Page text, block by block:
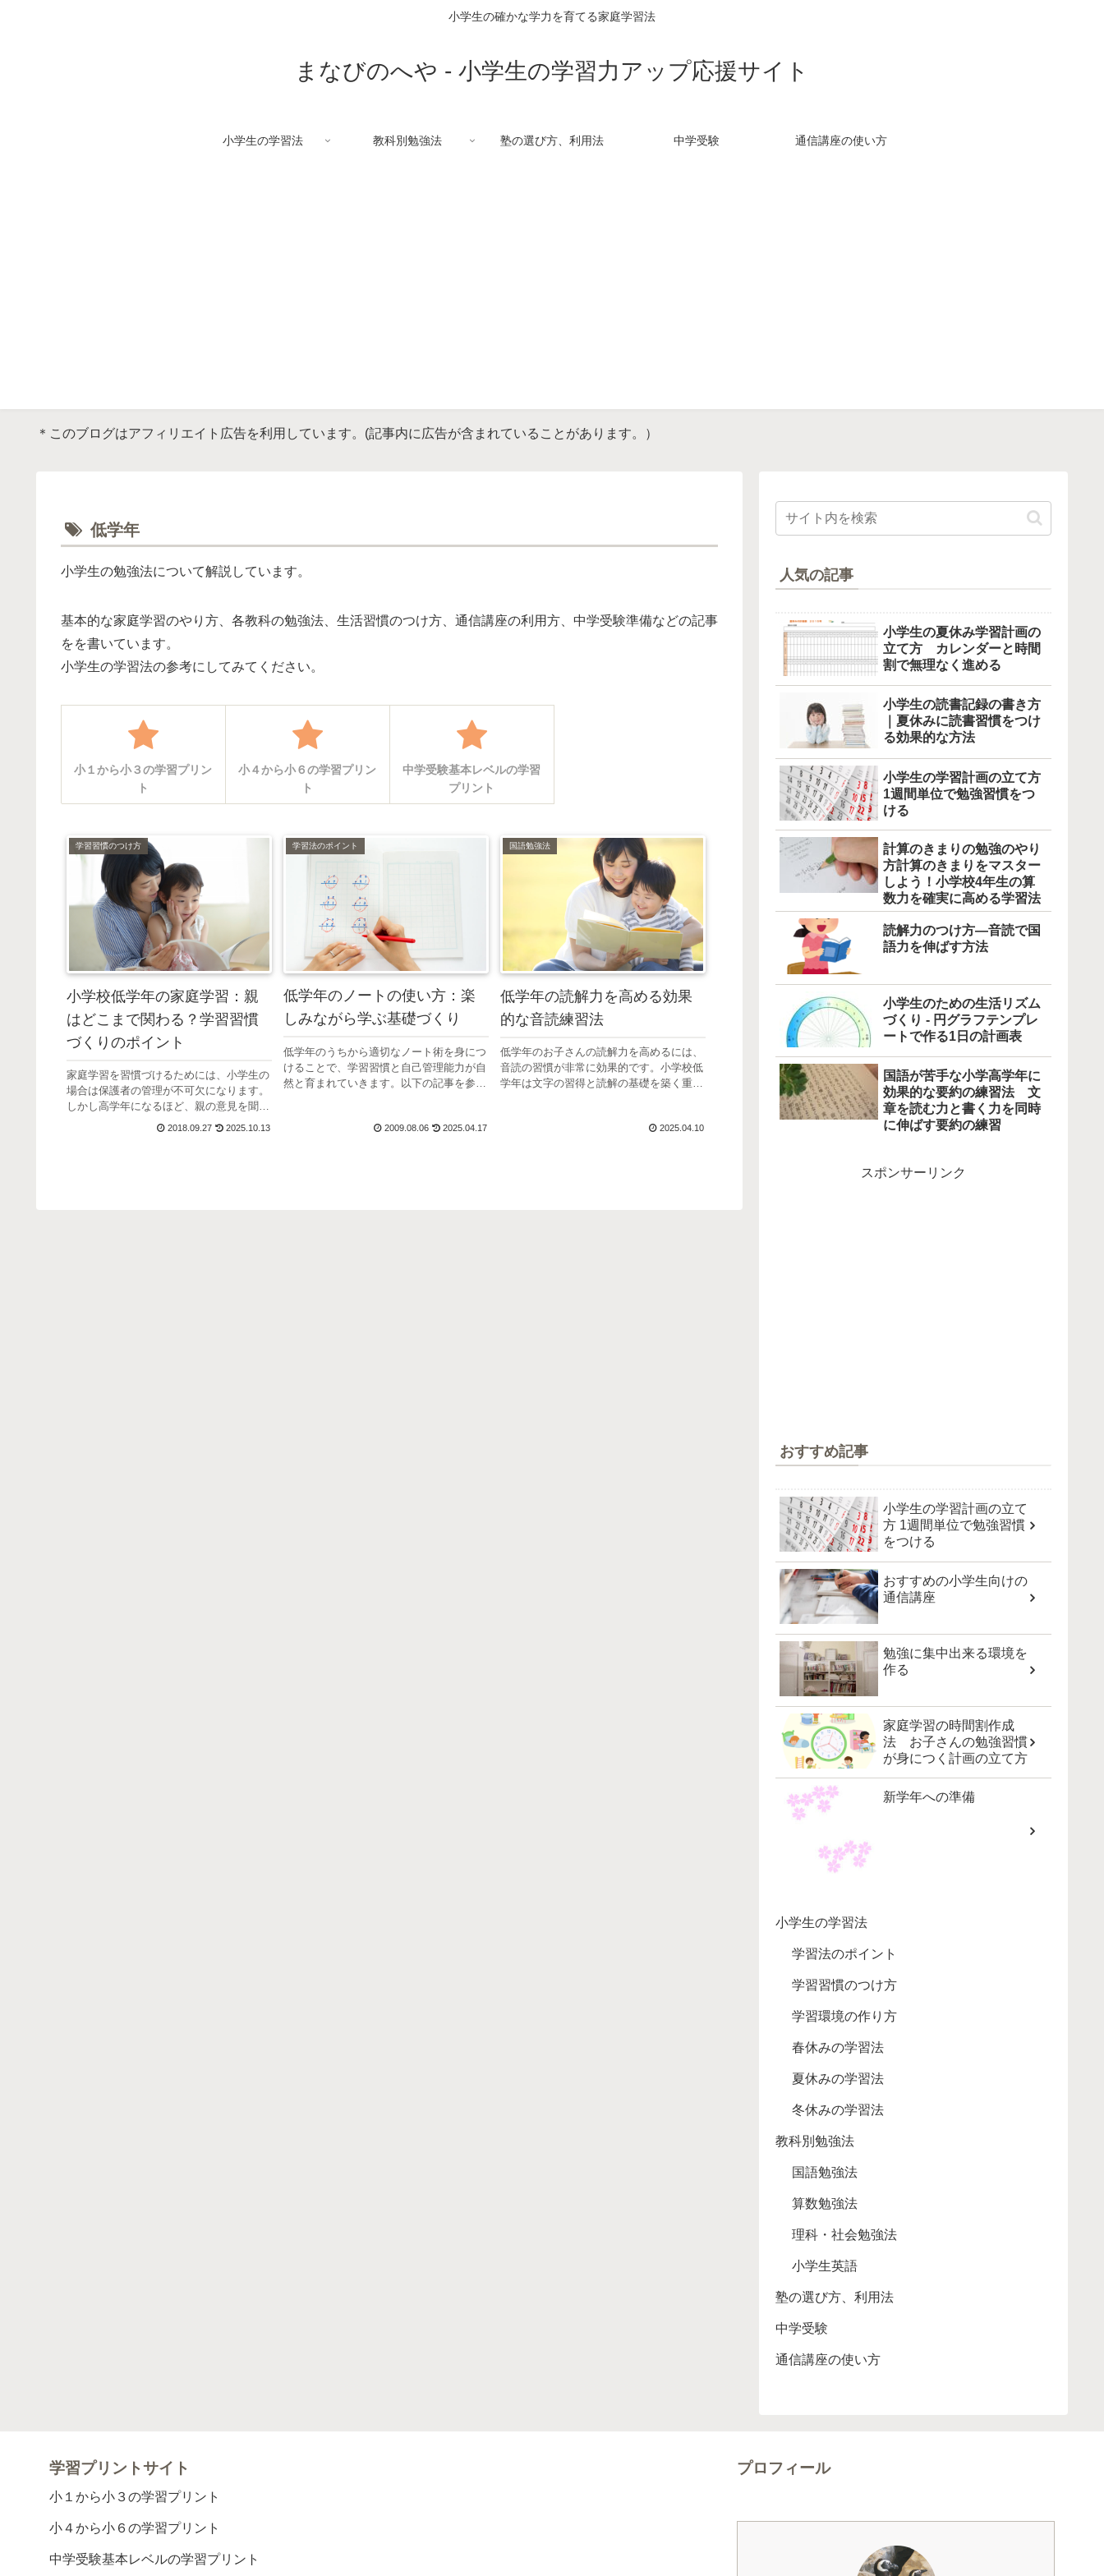
小学生の確かな学力を育てる家庭学習法
まなびのへや - 小学生の学習力アップ応援サイト
小学生の学習法 教科別勉強法 塾の選び方、利用法 中学受験 通信講座の使い方
＊このブログはアフィリエイト広告を利用しています。(記事内に広告が含まれていることがあります。）
低学年
小学生の勉強法について解説しています。
基本的な家庭学習のやり方、各教科の勉強法、生活習慣のつけ方、通信講座の利用方、中学受験準備などの記事
をを書いています。
小学生の学習法の参考にしてみてください。
小１から小３の学習プリン
ト
小４から小６の学習プリン
ト
中学受験基本レベルの学習
プリント
学習習慣のつけ方
小学校低学年の家庭学習：親
はどこまで関わる？学習習慣
づくりのポイント
家庭学習を習慣づけるためには、小学生の
場合は保護者の管理が不可欠になります。
しかし高学年になるほど、親の意見を聞か
なくなるお子さんも増えてきますし、この
2018.09.27 2025.10.13
学習法のポイント
低学年のノートの使い方：楽
しみながら学ぶ基礎づくり
低学年のうちから適切なノート術を身につ
けることで、学習習慣と自己管理能力が自
然と育まれていきます。以下の記事を参考
ください。低学年のノート術のポイント1.
2009.08.06 2025.04.17
国語勉強法
低学年の読解力を高める効果
的な音読練習法
低学年のお子さんの読解力を高めるには、
音読の習慣が非常に効果的です。小学校低
学年は文字の習得と読解の基礎を築く重要
ばすことができます。低学年ならではの音
2025.04.10
人気の記事
小学生の夏休み学習計画の
立て方 カレンダーと時間
割で無理なく進める
小学生の読書記録の書き方
｜夏休みに読書習慣をつけ
る効果的な方法
小学生の学習計画の立て方
1週間単位で勉強習慣をつ
ける
計算のきまりの勉強のやり
方計算のきまりをマスター
しよう！小学校4年生の算
数力を確実に高める学習法
読解力のつけ方―音読で国
語力を伸ばす方法
小学生のための生活リズム
づくり - 円グラフテンプレ
ートで作る1日の計画表
国語が苦手な小学高学年に
効果的な要約の練習法 文
章を読む力と書く力を同時
に伸ばす要約の練習
スポンサーリンク
おすすめ記事
小学生の学習計画の立て
方 1週間単位で勉強習慣
をつける
おすすめの小学生向けの
通信講座
勉強に集中出来る環境を
作る
家庭学習の時間割作成
法 お子さんの勉強習慣
が身につく計画の立て方
新学年への準備
小学生の学習法
学習法のポイント
学習習慣のつけ方
学習環境の作り方
春休みの学習法
夏休みの学習法
冬休みの学習法
教科別勉強法
国語勉強法
算数勉強法
理科・社会勉強法
小学生英語
塾の選び方、利用法
中学受験
通信講座の使い方
学習プリントサイト
小１から小３の学習プリント
小４から小６の学習プリント
中学受験基本レベルの学習プリント
プロフィール